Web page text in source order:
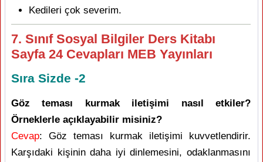
Kedileri çok severim.
7. Sınıf Sosyal Bilgiler Ders Kitabı
Sayfa 24 Cevapları MEB Yayınları
Sıra Sizde -2
Göz teması kurmak iletişimi nasıl etkiler?
Örneklerle açıklayabilir misiniz?
Cevap: Göz teması kurmak iletişimi kuvvetlendirir.
Karşıdaki kişinin daha iyi dinlemesini, odaklanmasını